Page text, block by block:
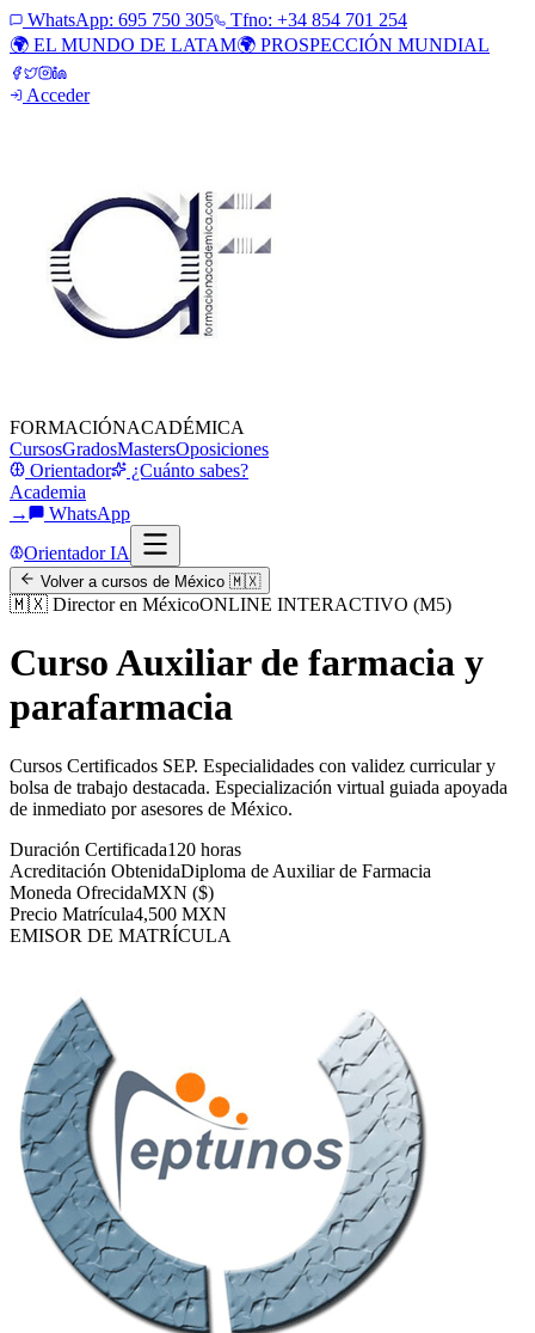
WhatsApp: 695 750 305
Tfno: +34 854 701 254
🌍 EL MUNDO DE LATAM🌍 PROSPECCIÓN MUNDIAL
Acceder
FORMACIÓNACADÉMICA
CursosGradosMastersOposiciones
Orientador
¿Cuánto sabes?
Academia
→
WhatsApp
Orientador IA
Volver a cursos de México 🇲🇽
🇲🇽 Director en MéxicoONLINE INTERACTIVO (M5)
Curso Auxiliar de farmacia y
parafarmacia
Cursos Certificados SEP. Especialidades con validez curricular y
bolsa de trabajo destacada. Especialización virtual guiada apoyada
de inmediato por asesores de México.
Duración Certificada120 horas
Acreditación ObtenidaDiploma de Auxiliar de Farmacia
Moneda OfrecidaMXN ($)
Precio Matrícula4,500 MXN
EMISOR DE MATRÍCULA